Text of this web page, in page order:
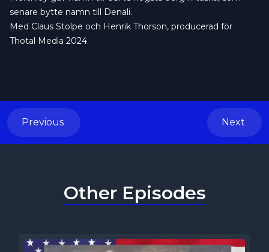
senare bytte namn till Denali.
Med Claus Stolpe och Henrik Thorson, producerad för
Thotal Media 2024.
Previous Next
Other Episodes